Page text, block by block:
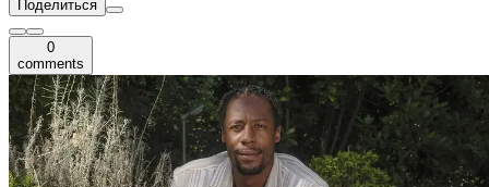
Поделиться
0
comments